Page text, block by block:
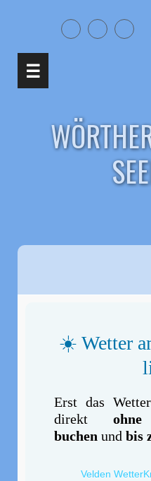
☰
☀️ Wetter
Erst das
direkt
buchen undbis
Velden Wetter